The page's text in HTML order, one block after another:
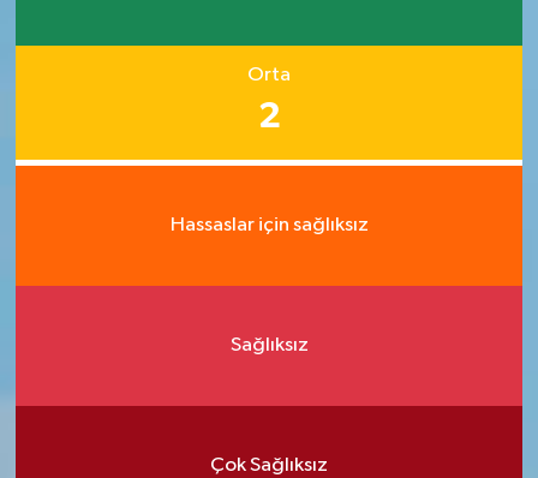
Orta
2
Hassaslar için sağlıksız
Sağlıksız
Çok Sağlıksız